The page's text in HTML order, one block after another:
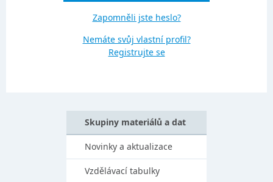
Zapomněli jste heslo?
Nemáte svůj vlastní profil?
Registrujte se
Skupiny materiálů a dat
Novinky a aktualizace
Vzdělávací tabulky